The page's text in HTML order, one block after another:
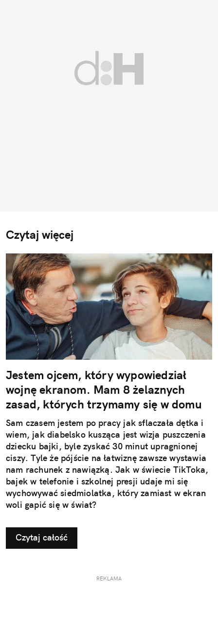
Czytaj więcej
Jestem ojcem, który wypowiedział
wojnę ekranom. Mam 8 żelaznych
zasad, których trzymamy się w domu
Sam czasem jestem po pracy jak sflaczała dętka i
wiem, jak diabelsko kusząca jest wizja puszczenia
dziecku bajki, byle zyskać 30 minut upragnionej
ciszy. Tyle że pójście na łatwiznę zawsze wystawia
nam rachunek z nawiązką. Jak w świecie TikToka,
bajek w telefonie i szkolnej presji udaje mi się
wychowywać siedmiolatka, który zamiast w ekran
woli gapić się w świat?
Czytaj całość
REKLAMA